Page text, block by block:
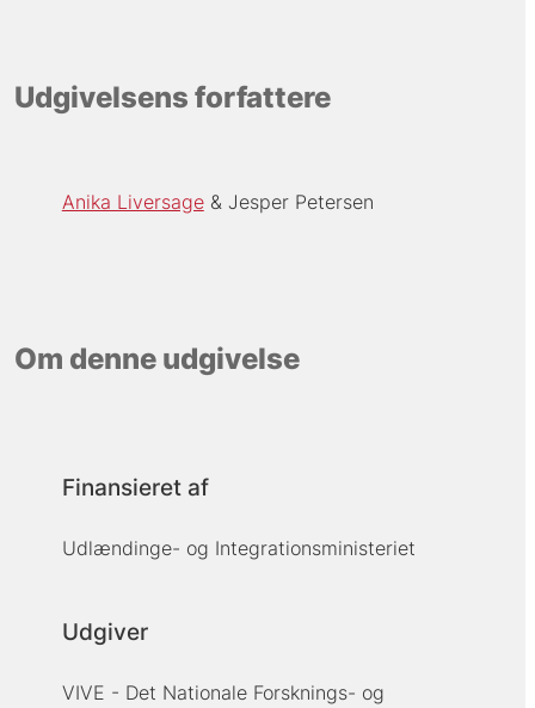
Udgivelsens forfattere
Anika Liversage Jesper Petersen
Om denne udgivelse
Finansieret af
Udlændinge- og Integrationsministeriet
Udgiver
VIVE - Det Nationale Forsknings- og